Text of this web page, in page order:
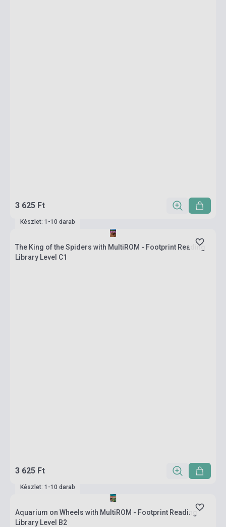
3 625 Ft
Készlet: 1-10 darab
The King of the Spiders with MultiROM - Footprint Reading
Library Level C1
3 625 Ft
Készlet: 1-10 darab
Aquarium on Wheels with MultiROM - Footprint Reading
Library Level B2